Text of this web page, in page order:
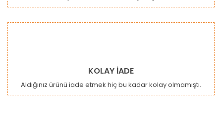
KOLAY İADE
Aldığınız ürünü iade etmek hiç bu kadar kolay olmamıştı.